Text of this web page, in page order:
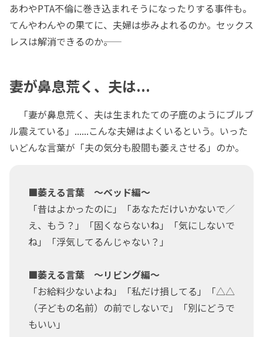
あわやPTA不倫に巻き込まれそうになったりする事件も。
てんやわんやの果てに、夫婦は歩みよれるのか。セックス
レスは解消できるのか――。
妻が鼻息荒く、夫は...
「妻が鼻息荒く、夫は生まれたての子鹿のようにブルブ
ル震えている」......こんな夫婦はよくいるという。いった
いどんな言葉が「夫の気分も股間も萎えさせる」のか。
■萎える言葉 ～ベッド編～
「昔はよかったのに」「あなただけいかないで／
え、もう？」「固くならないね」「気にしないで
ね」「浮気してるんじゃない？」
■萎える言葉 ～リビング編～
「お給料少ないよね」「私だけ損してる」「△△
（子どもの名前）の前でしないで」「別にどうで
もいい」